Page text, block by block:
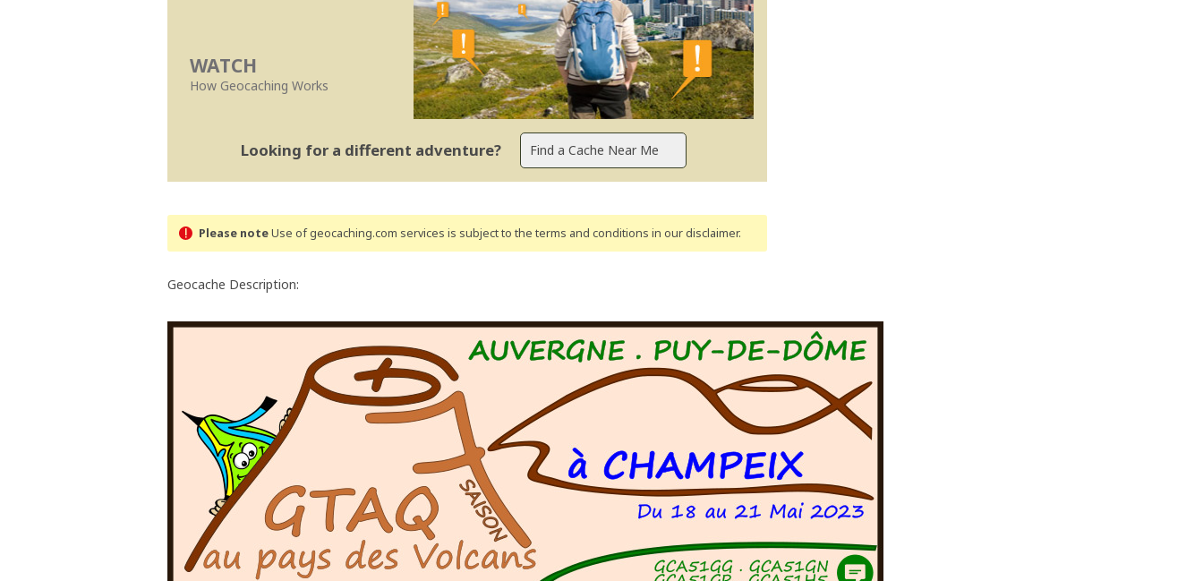
WATCH
How Geocaching Works
Looking for a different adventure?
Please noteUse of geocaching.com services is subject to the terms and conditions in our disclaimer.
Geocache Description: